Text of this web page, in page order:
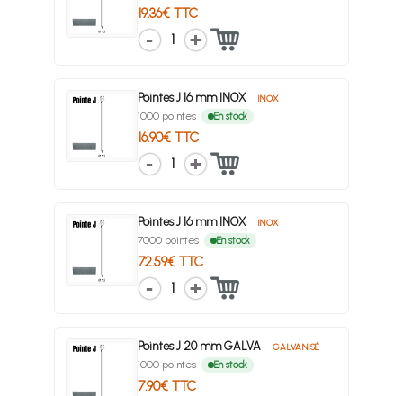
19.36€ TTC
1
Pointes J 16 mm INOX INOX
1000 pointes En stock
16.90€ TTC
1
Pointes J 16 mm INOX INOX
7000 pointes En stock
72.59€ TTC
1
Pointes J 20 mm GALVA GALVANISÉ
1000 pointes En stock
7.90€ TTC